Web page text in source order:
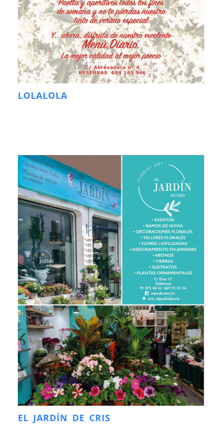
LOLALOLA
EL JARDÍN DE CRIS